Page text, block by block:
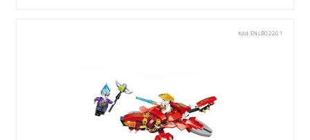
Kód:ENLB02201